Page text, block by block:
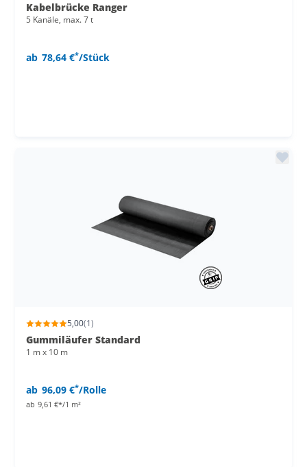
Kabelbrücke Ranger
5 Kanäle, max. 7 t
ab 78,64 €*/Stück
5,00(1)
Gummiläufer Standard
1 m x 10 m
ab 96,09 €*/Rolle
ab 9,61 €*/1 m²